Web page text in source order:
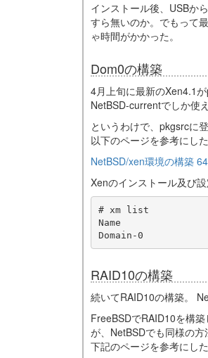
インストール後、USBか
すら無いのか。でもって
ゃ時間がかかった。
Dom0の構築
4月上旬に最新のXen4.1
NetBSD-currentでしか使
というわけで、pkgsrcに
以下のページを参考にした
NetBSD/xen環境の構築
Xenのインストール及び
# xm list
Name
RAID10の構築
続いてRAID10の構築。
FreeBSDでRAID10を構
が、NetBSDでも同様の
下記のページを参考にした